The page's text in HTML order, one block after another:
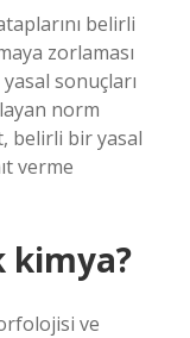
belirli
zorlaması
sonuçları
norm
belirli bir yasal
verme
kimya?
ve